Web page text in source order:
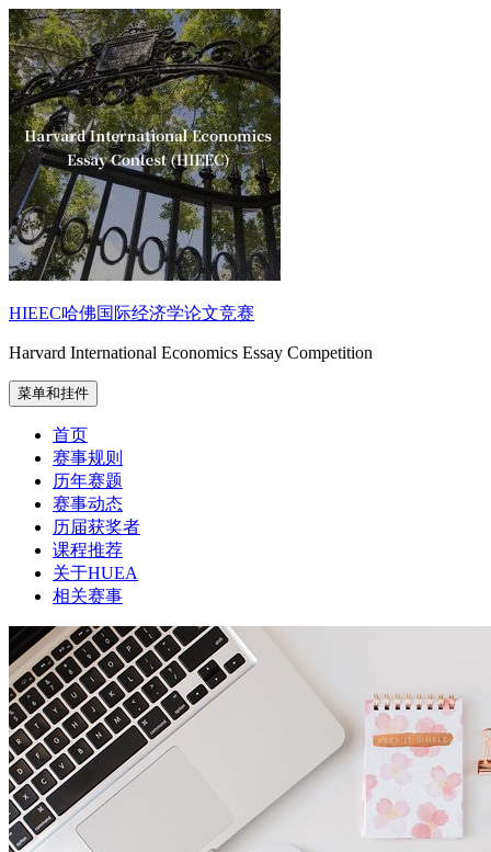
跳
至
内
容
HIEEC哈佛国际经济学论文竞赛
Harvard International Economics Essay Competition
菜单和挂件
首页
赛事规则
历年赛题
赛事动态
历届获奖者
课程推荐
关于HUEA
相关赛事